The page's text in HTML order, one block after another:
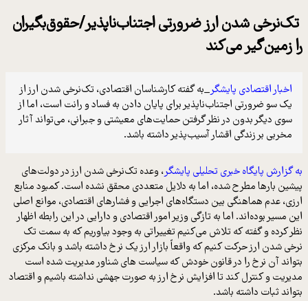
شدن ارز ضرورتی اجتناب‌ناپذیر/حقوق‌بگیران
زمین‌گیر می‌کند
اخبار اقتصادی پایشگر_به گفته کارشناسان اقتصادی، تک‌نرخی شدن ارز از
یک سو ضرورتی اجتناب‌ناپذیر برای پایان دادن به فساد و رانت است، اما از
سوی دیگر بدون در نظر گرفتن حمایت‌های معیشتی و جبرانی، می‌تواند آثار
مخربی بر زندگی اقشار آسیب‌پذیر داشته باشد.
گزارش پایگاه خبری تحلیلی پایشگر، وعده تک‌نرخی شدن ارز در دولت‌های
بارها مطرح شده، اما به دلایل متعددی محقق نشده است. کمبود منابع
عدم هماهنگی بین دستگاه‌های اجرایی و فشارهای اقتصادی، موانع اصلی
مسیر بوده‌اند. اما به تازگی وزیر امور اقتصادی و دارایی در این رابطه اظهار
کرده و گفته که تلاش می‌کنیم تغییراتی به وجود بیاوریم که به سمت تک
شدن ارز حرکت کنیم که واقعاً بازار ارز یک نرخ داشته باشد و بانک مرکزی
آن نرخ را در قانون خودش که سیاست های شناور مدیریت شده است
و کنترل کند تا افزایش نرخ ارز به صورت جهشی نداشته باشیم و اقتصاد
ثبات داشته باشد.